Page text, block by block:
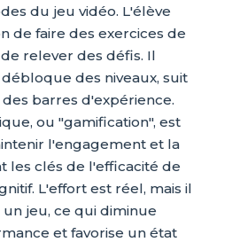
du jeu vidéo. L'élève
de faire des exercices de
relever des défis. Il
des niveaux, suit
barres d'expérience.
ou "gamification", est
l'engagement et la
les clés de l'efficacité de
L'effort est réel, mais il
jeu, ce qui diminue
et favorise un état